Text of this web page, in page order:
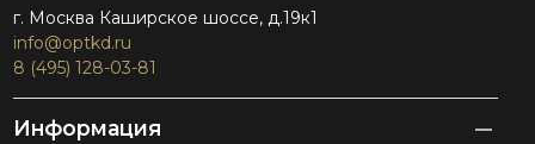
г. Москва Каширское шоссе, д.19к1
info@optkd.ru
8 (495) 128-03-81
Информация